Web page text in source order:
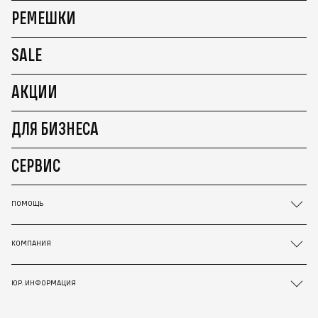
РЕМЕШКИ
SALE
АКЦИИ
ДЛЯ БИЗНЕСА
СЕРВИС
ПОМОЩЬ
КОМПАНИЯ
ЮР. ИНФОРМАЦИЯ